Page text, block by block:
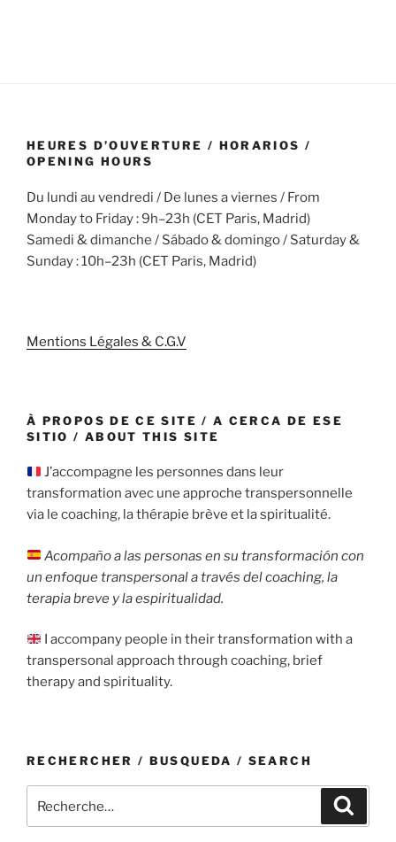
HEURES D’OUVERTURE / HORARIOS /
OPENING HOURS
Du lundi au vendredi / De lunes a viernes / From
Monday to Friday : 9h–23h (CET Paris, Madrid)
Samedi & dimanche / Sábado & domingo / Saturday &
Sunday : 10h–23h (CET Paris, Madrid)
Mentions Légales & C.G.V
À PROPOS DE CE SITE / A CERCA DE ESE
SITIO / ABOUT THIS SITE
J’accompagne les personnes dans leur
transformation avec une approche transpersonnelle
via le coaching, la thérapie brève et la spiritualité.
Acompaño a las personas en su transformación con
un enfoque transpersonal a través del coaching, la
terapia breve y la espiritualidad.
I accompany people in their transformation with a
transpersonal approach through coaching, brief
therapy and spirituality.
RECHERCHER / BUSQUEDA / SEARCH
pour